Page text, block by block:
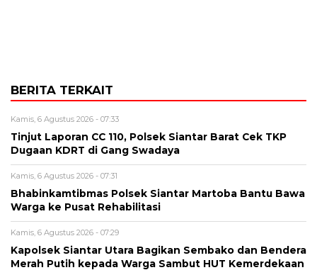
BERITA TERKAIT
Kamis, 6 Agustus 2026 - 07:33
Tinjut Laporan CC 110, Polsek Siantar Barat Cek TKP
Dugaan KDRT di Gang Swadaya
Kamis, 6 Agustus 2026 - 07:31
Bhabinkamtibmas Polsek Siantar Martoba Bantu Bawa
Warga ke Pusat Rehabilitasi
Kamis, 6 Agustus 2026 - 07:29
Kapolsek Siantar Utara Bagikan Sembako dan Bendera
Merah Putih kepada Warga Sambut HUT Kemerdekaan